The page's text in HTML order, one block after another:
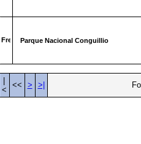
Parque Nacional Conguillio
<
<< > >|